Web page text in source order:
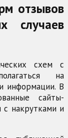
отзывов
случаев
схем с
на
информации. В
сайты-
с накрутками и